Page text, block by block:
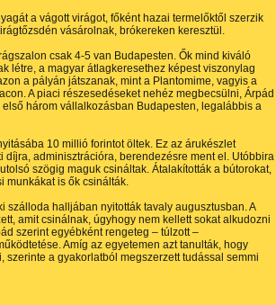
a vágott virágot, főként hazai termelőktől szerzik
vásárolnak, brókereken keresztül.
csak 4-5 van Budapesten. Ők mind kiváló
létre, a magyar átlagkeresethez képest viszonylag
a pályán játszanak, mint a Plantomime, vagyis a
A piaci részesedéseket nehéz megbecsülni, Árpád
három vállalkozásban Budapesten, legalábbis a
10 millió forintot öltek. Ez az árukészlet
adminisztrációra, berendezésre ment el. Utóbbira
szögig maguk csináltak. Átalakították a bútorokat,
munkákat is ők csinálták.
szálloda halljában nyitották tavaly augusztusban. A
amit csinálnak, úgyhogy nem kellett sokat alkudozni
szerint egyébként rengeteg – túlzott –
Amíg az egyetemen azt tanulták, hogy
szerinte a gyakorlatból megszerzett tudással semmi